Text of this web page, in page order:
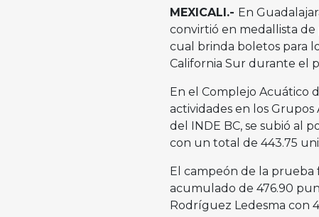
MEXICALI.- En
convirtió en medallista de
cual brinda boletos para
California Sur durante el
En el Complejo Acuático
actividades en los
del INDE BC, se subió al
con un total de 443.75
El campeón de la
acumulado de 476.90
Rodríguez Ledesma con